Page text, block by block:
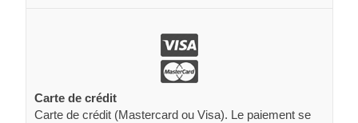
Carte de crédit
Carte de crédit (Mastercard ou Visa). Le paiement se